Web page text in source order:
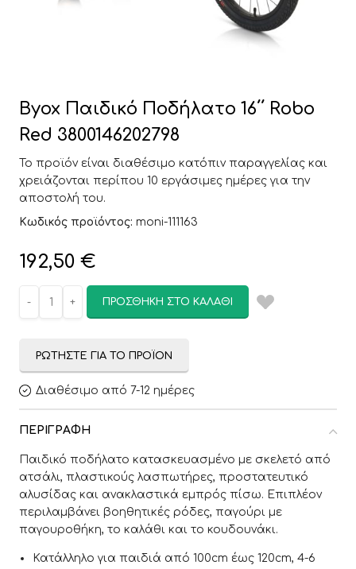
Byox Παιδικό Ποδήλατο 16΄΄ Robo
Red 3800146202798
Το προϊόν είναι διαθέσιμο κατόπιν παραγγελίας και
χρειάζονται περίπου 10 εργάσιμες ημέρες για την
αποστολή του.
Κωδικός προϊόντος: moni-111163
192,50 €
ΠΡΟΣΘΉΚΗ ΣΤΟ ΚΑΛΆΘΙ
ΡΩΤΉΣΤΕ ΓΙΑ ΤΟ ΠΡΟΪΌΝ
Διαθέσιμο από 7-12 ημέρες
ΠΕΡΙΓΡΑΦΉ
Παιδικό ποδήλατο κατασκευασμένο με σκελετό από
ατσάλι, πλαστικούς λασπωτήρες, προστατευτικό
αλυσίδας και ανακλαστικά εμπρός πίσω. Επιπλέον
περιλαμβάνει βοηθητικές ρόδες, παγούρι με
παγουροθήκη, το καλάθι και το κουδουνάκι.
Κατάλληλο για παιδιά από 100cm έως 120cm, 4-6